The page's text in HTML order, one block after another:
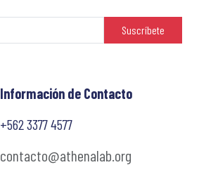
Suscríbete
Información de Contacto
+562 3377 4577
contacto@athenalab.org